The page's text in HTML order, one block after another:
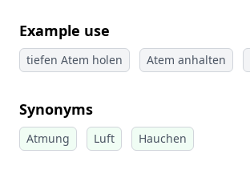
Example use
tiefen Atem holen Atem anhalten
Synonyms
Atmung Luft Hauchen